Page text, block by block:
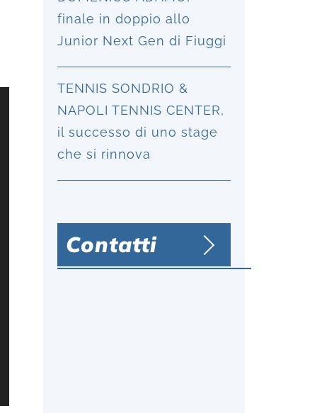
finale in doppio allo
Junior Next Gen di Fiuggi
TENNIS SONDRIO &
NAPOLI TENNIS CENTER,
il successo di uno stage
che si rinnova
Contatti